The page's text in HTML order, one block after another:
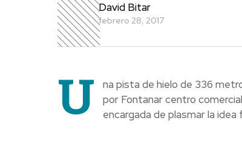
David Bitar
febrero 28, 2017
U
na pista de hielo de 336
por Fontanar centro
encargada de plasmar la idea